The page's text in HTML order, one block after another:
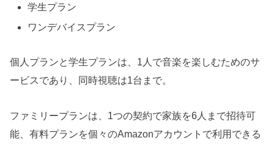
学生プラン
ワンデバイスプラン
個人プランと学生プランは、1人で音楽を楽しむためのサ
ービスであり、同時視聴は1台まで。
ファミリープランは、1つの契約で家族を6人まで招待可
能、有料プランを個々のAmazonアカウントで利用できる